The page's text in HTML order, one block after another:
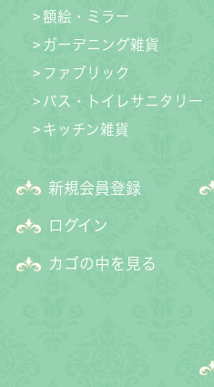
額絵・ミラー
ガーデニング雑貨
ファブリック
バス・トイレサニタリー
キッチン雑貨
新規会員登録
ログイン
カゴの中を見る